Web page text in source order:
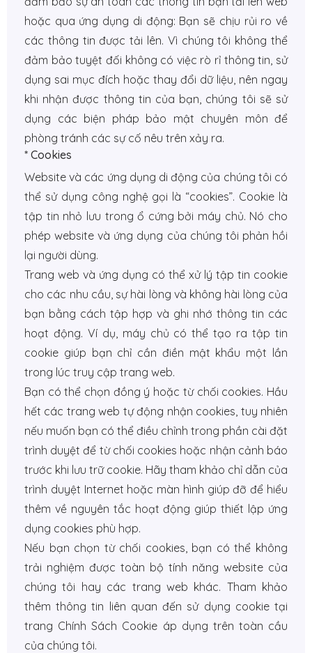
hoặc qua ứng dụng di động: Bạn sẽ chịu rủi ro về
các thông tin được tải lên. Vì chúng tôi không thể
đảm bảo tuyệt đối không có việc rò rỉ thông tin, sử
dụng sai mục đích hoặc thay đổi dữ liệu, nên ngay
khi nhận được thông tin của bạn, chúng tôi sẽ sử
dụng các biện pháp bảo mật chuyên môn để
phòng tránh các sự cố nêu trên xảy ra.
* Cookies
Website và các ứng dụng di động của chúng tôi có
thể sử dụng công nghệ gọi là “cookies”. Cookie là
tập tin nhỏ lưu trong ổ cứng bởi máy chủ. Nó cho
phép website và ứng dụng của chúng tôi phản hồi
lại người dùng.
Trang web và ứng dụng có thể xử lý tập tin cookie
cho các nhu cầu, sự hài lòng và không hài lòng của
bạn bằng cách tập hợp và ghi nhớ thông tin các
hoạt động. Ví dụ, máy chủ có thể tạo ra tập tin
cookie giúp bạn chỉ cần điền mật khẩu một lần
trong lúc truy cập trang web.
Bạn có thể chọn đồng ý hoặc từ chối cookies. Hầu
hết các trang web tự động nhận cookies, tuy nhiên
nếu muốn bạn có thể điều chỉnh trong phần cài đặt
trình duyệt để từ chối cookies hoặc nhận cảnh báo
trước khi lưu trữ cookie. Hãy tham khảo chỉ dẫn của
trình duyệt Internet hoặc màn hình giúp đỡ để hiểu
thêm về nguyên tắc hoạt động giúp thiết lập ứng
dụng cookies phù hợp.
Nếu bạn chọn từ chối cookies, bạn có thể không
trải nghiệm được toàn bộ tính năng website của
chúng tôi hay các trang web khác. Tham khảo
thêm thông tin liên quan đến sử dụng cookie tại
trang Chính Sách Cookie áp dụng trên toàn cầu
của chúng tôi.